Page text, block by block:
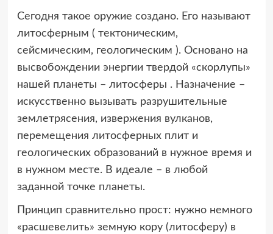
Сегодня такое оружие создано. Его называют
литосферным ( тектоническим,
сейсмическим, геологическим ). Основано на
высвобождении энергии твердой «скорлупы»
нашей планеты – литосферы . Назначение –
искусственно вызывать разрушительные
землетрясения, извержения вулканов,
перемещения литосферных плит и
геологических образований в нужное время и
в нужном месте. В идеале – в любой
заданной точке планеты.
Принцип сравнительно прост: нужно немного
«расшевелить» земную кору (литосферу) в